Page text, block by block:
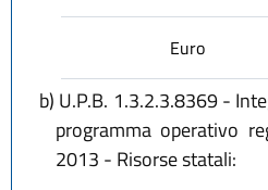
Euro
b) U.P.B. 1.3.2.3.8369 -
programma operativo
2013 - Risorse statali: